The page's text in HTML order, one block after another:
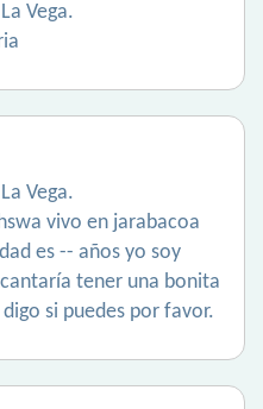
Vega.
Vega.
vivo en jarabacoa
es -- años yo soy
tener una bonita
si puedes por favor.